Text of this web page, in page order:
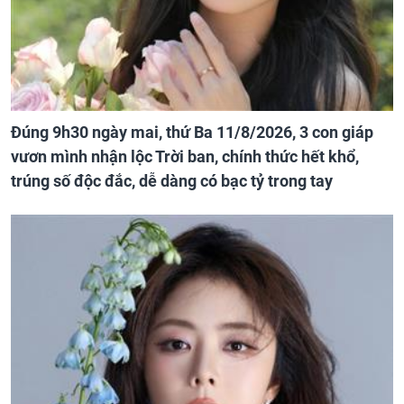
Đúng 9h30 ngày mai, thứ Ba 11/8/2026, 3 con giáp
vươn mình nhận lộc Trời ban, chính thức hết khổ,
trúng số độc đắc, dễ dàng có bạc tỷ trong tay